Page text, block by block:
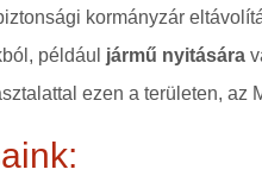
kormányzár
például jármű nyitására
ezen a területen,